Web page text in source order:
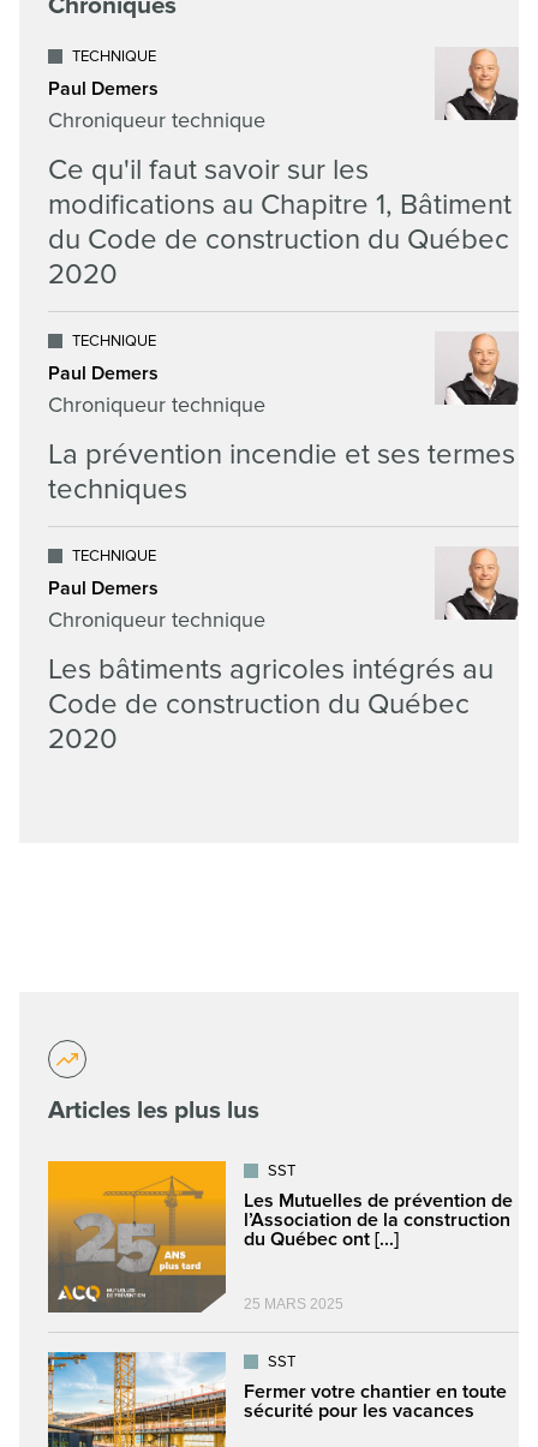
TECHNIQUE
Paul Demers
Chroniqueur technique
Ce qu'il faut savoir sur les
modifications au Chapitre 1, Bâtiment
du Code de construction du Québec
2020
TECHNIQUE
Paul Demers
Chroniqueur technique
La prévention incendie et ses termes
techniques
TECHNIQUE
Paul Demers
Chroniqueur technique
Les bâtiments agricoles intégrés au
Code de construction du Québec
2020
Articles les plus lus
SST
Les Mutuelles de prévention de
l’Association de la construction
du Québec ont [...]
25 MARS 2025
SST
Fermer votre chantier en toute
sécurité pour les vacances